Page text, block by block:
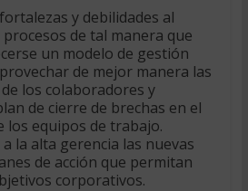
y debilidades al
de tal manera que
un modelo de gestión
de mejor manera las
los colaboradores y
de cierre de brechas en el
los equipos de trabajo.
la alta gerencia las nuevas
de acción que permitan
corporativos.